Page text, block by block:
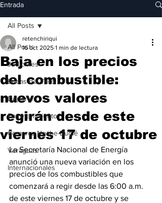
Entrada
All Posts
Judiciales
Bocas del Toro
Deportes
Entretenimiento
Comarca Ngäbe-Buglé
Veraguas
Internacionales
All Posts
Baja en los precios
del combustible:
nuevos valores
regirán desde este
viernes 17 de octubre
retenchiriqui
16 oct 2025 1 min de lectura
La Secretaría Nacional de Energía
anunció una nueva variación en los
precios de los combustibles que
comenzará a regir desde las 6:00 a.m.
de este viernes 17 de octubre y se